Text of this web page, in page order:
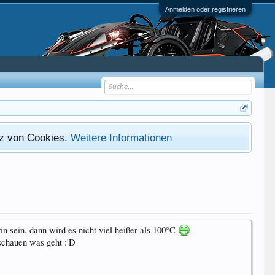
Anmelden oder registrieren
von Cookies.Weitere Informationen
sein, dann wird es nicht viel heißer als 100°C
was geht :'D